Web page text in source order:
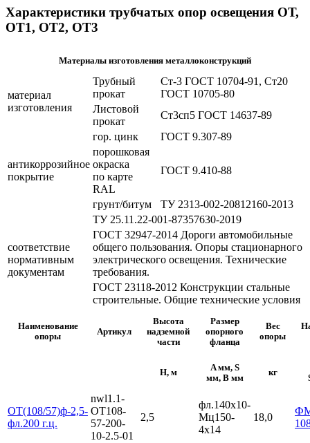
Характеристики трубчатых опор освещения ОТ,
ОТ1, ОТ2, ОТ3
Материалы изготовления металлоконструкций
материал
изготовления
Трубный
прокат
Ст-3 ГОСТ 10704-91, Ст20
ГОСТ 10705-80
Листовой
прокат
Ст3сп5 ГОСТ 14637-89
антикоррозийное
покрытие
гор. цинк
ГОСТ 9.307-89
порошковая
окраска
по карте
RAL
ГОСТ 9.410-88
грунт/битум ТУ 2313-002-20812160-2013
соответствие
нормативным
документам
ТУ 25.11.22-001-87357630-2019
ГОСТ 32947-2014 Дороги автомобильные
общего пользования. Опоры стационарного
электрического освещения. Технические
требования.
ГОСТ 23118-2012 Конструкции стальные
строительные. Общие технические условия
Наименование
опоры
Артикул
Высота
надземной
части
Размер
опорного
фланца
Вес
опоры
H, м
A мм, S
мм, B мм
кг
ОТ(108/57)ф-2,5-
фл.200 г.ц.
nwl1.1-
ОТ108-
57-200-
10-2.5-01
2,5
фл.140х10-
Мц150-
4х14
18,0